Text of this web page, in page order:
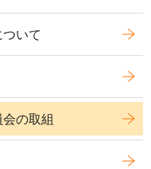
いて
の取組